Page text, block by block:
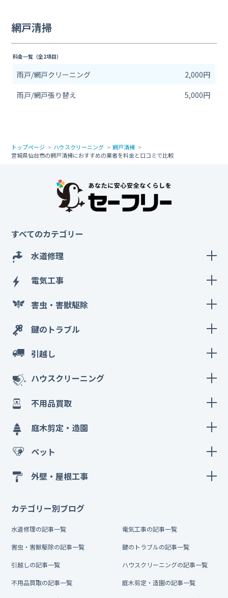
網戸清掃
料金一覧（全2項目）
雨戸/網戸クリーニング
2,000円
雨戸/網戸張り替え
5,000円
トップページ ハウスクリーニング
網戸清掃
宮城県仙台市の網戸清掃におすすめの業者を料金と口コミで比較
すべてのカテゴリー
水道修理
電気工事
害虫・害獣駆除
鍵のトラブル
引越し
ハウスクリーニング
不用品買取
庭木剪定・造園
ペット
外壁・屋根工事
カテゴリー別ブログ
水道修理の記事一覧 電気工事の記事一覧
害虫・害獣駆除の記事一覧 鍵のトラブルの記事一覧
引越しの記事一覧 ハウスクリーニングの記事一覧
不用品買取の記事一覧 庭木剪定・造園の記事一覧